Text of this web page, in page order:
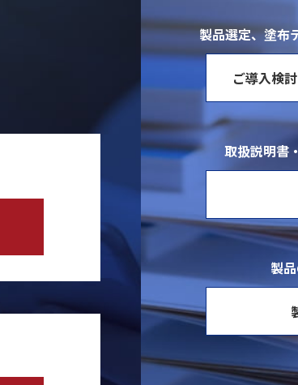
製品選定、塗布
ご導入検
取扱説明書
製